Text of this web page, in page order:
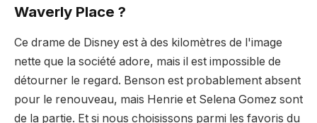
Waverly Place ?
Ce drame de Disney est à des kilomètres de l'image
nette que la société adore, mais il est impossible de
détourner le regard. Benson est probablement absent
pour le renouveau, mais Henrie et Selena Gomez sont
de la partie. Et si nous choisissons parmi les favoris du